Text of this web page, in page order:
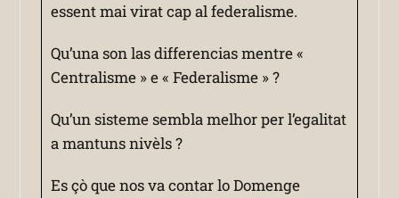
essent mai virat cap al federalisme.
Qu’una son las differencias mentre «
Centralisme » e « Federalisme » ?
Qu’un sisteme sembla melhor per l’egalitat
a mantuns nivèls ?
Es çò que nos va contar lo Domenge